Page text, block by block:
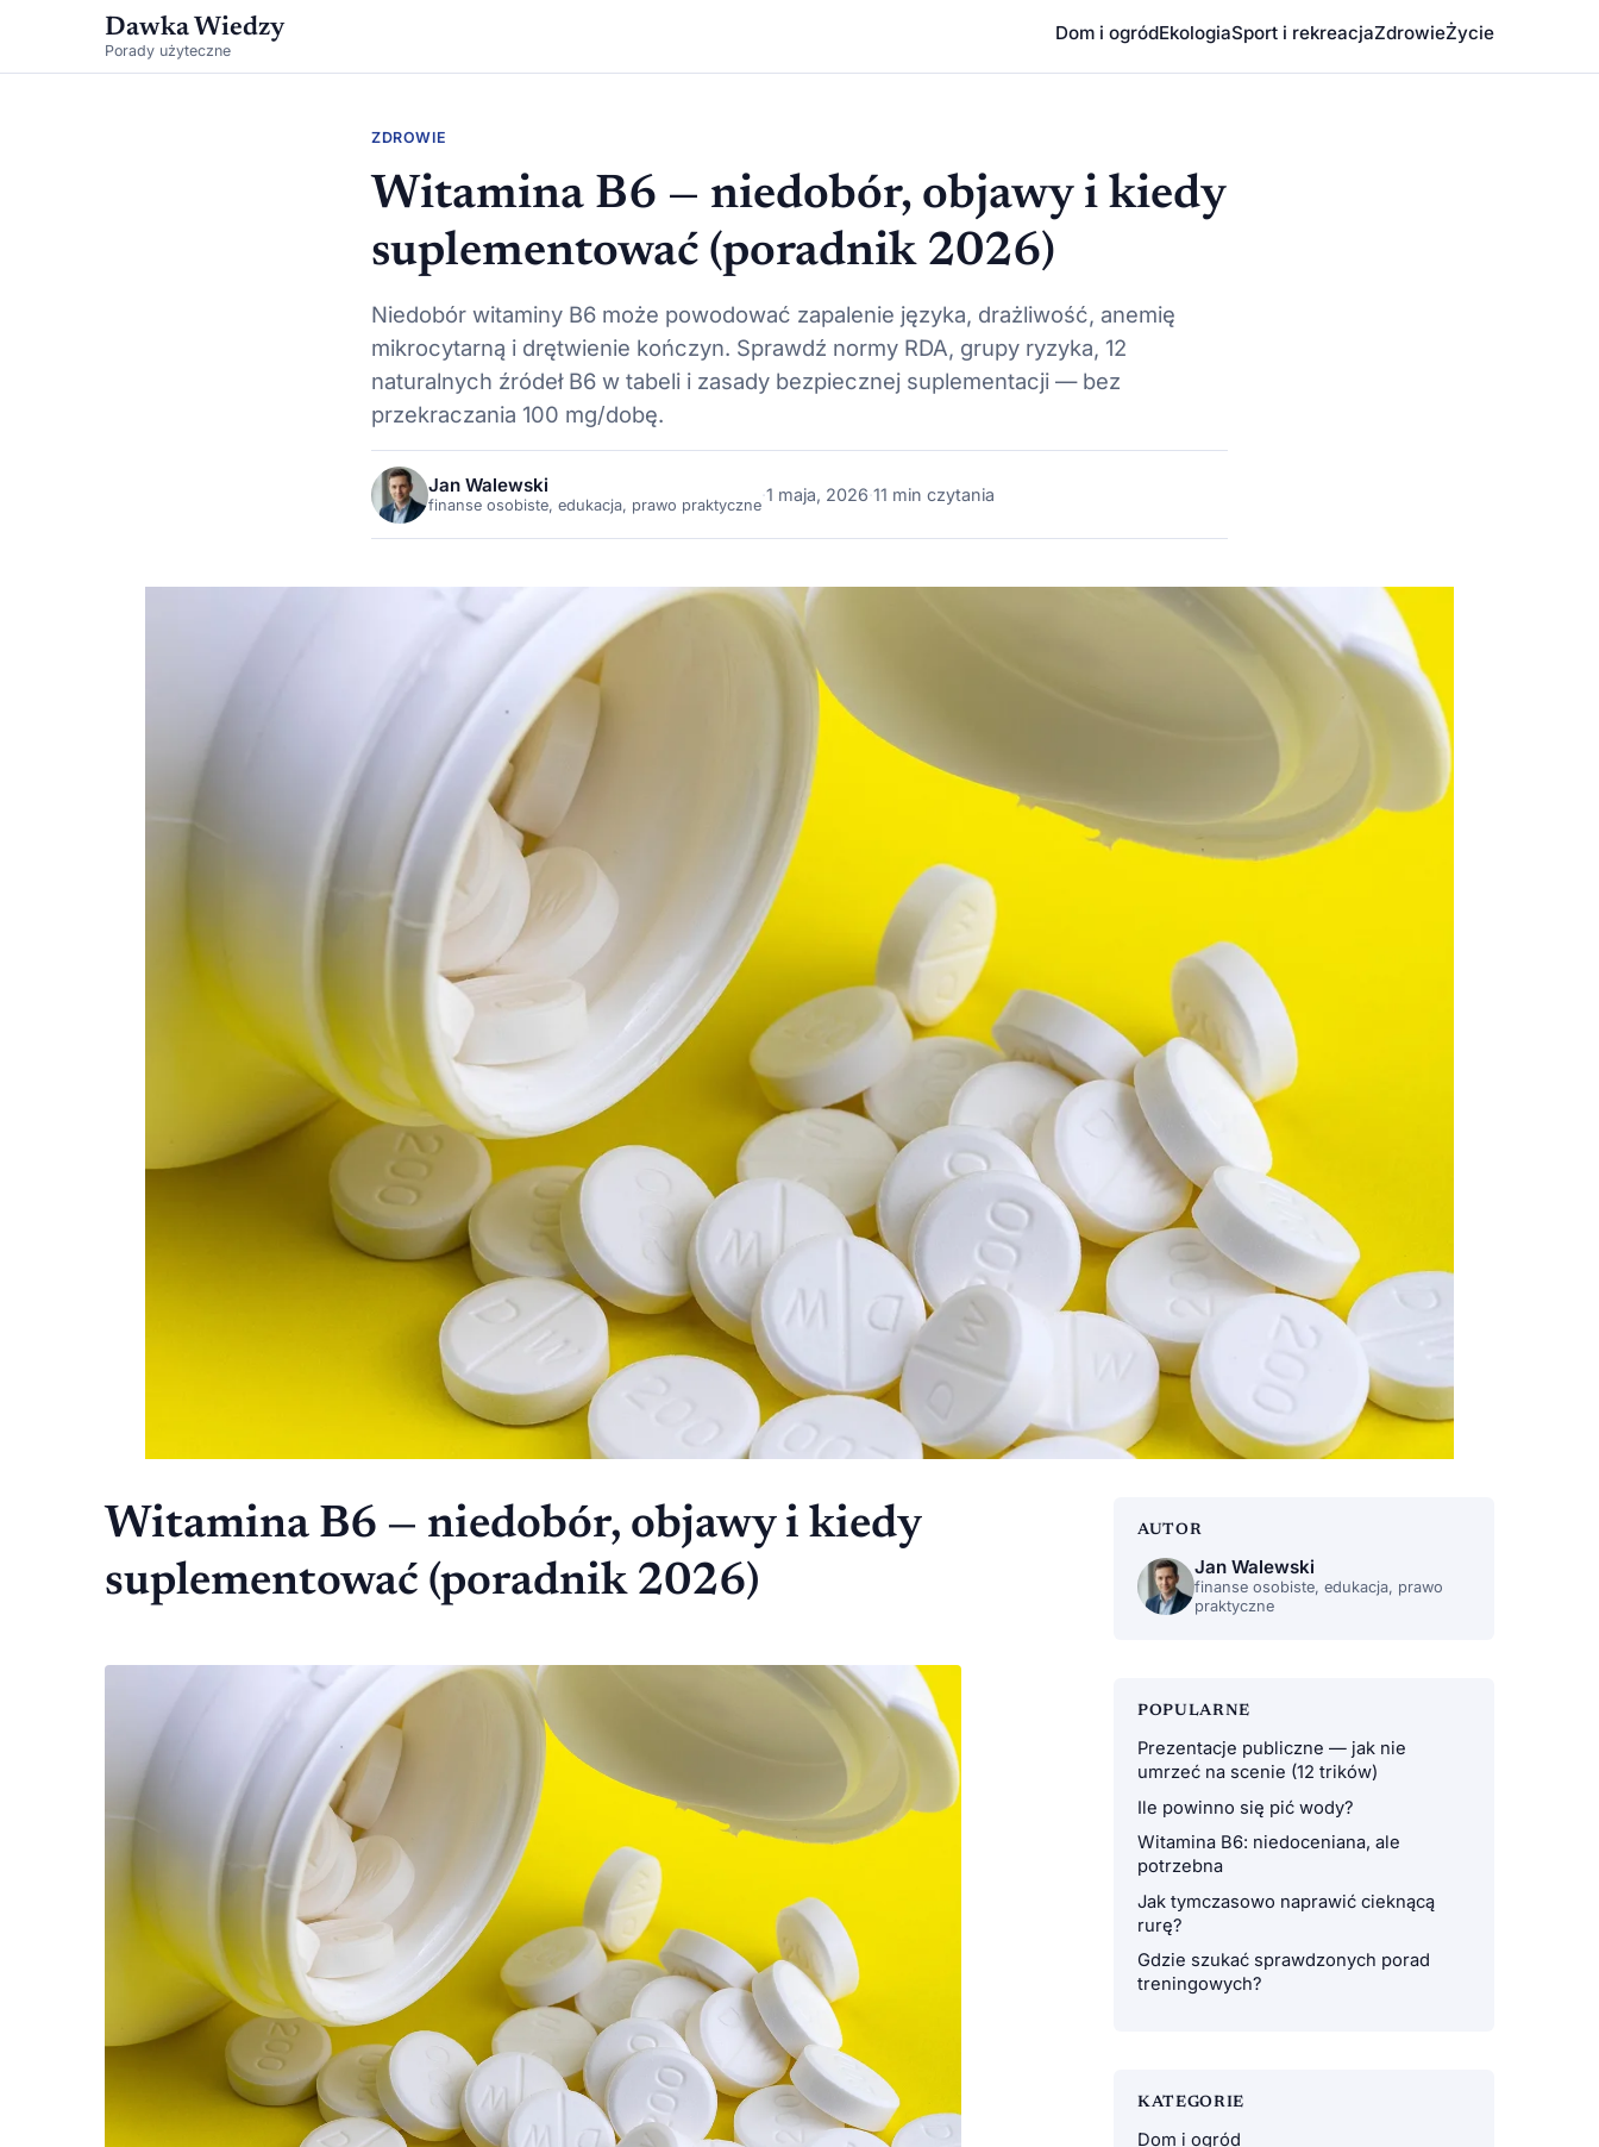
Dawka Wiedzy
Porady użyteczne
Dom i ogródEkologiaSport i rekreacjaZdrowieŻycie
ZDROWIE
Witamina B6 — niedobór, objawy i kiedy
suplementować (poradnik 2026)
Niedobór witaminy B6 może powodować zapalenie języka, drażliwość, anemię
mikrocytarną i drętwienie kończyn. Sprawdź normy RDA, grupy ryzyka, 12
naturalnych źródeł B6 w tabeli i zasady bezpiecznej suplementacji — bez
przekraczania 100 mg/dobę.
Jan Walewski
finanse osobiste, edukacja, prawo praktyczne
·1 maja, 2026·11 min czytania
Witamina B6 — niedobór, objawy i kiedy
suplementować (poradnik 2026)
AUTOR
Jan Walewski
finanse osobiste, edukacja, prawo
praktyczne
POPULARNE
Prezentacje publiczne — jak nie
umrzeć na scenie (12 trików)
Ile powinno się pić wody?
Witamina B6: niedoceniana, ale
potrzebna
Jak tymczasowo naprawić cieknącą
rurę?
Gdzie szukać sprawdzonych porad
treningowych?
KATEGORIE
Dom i ogród